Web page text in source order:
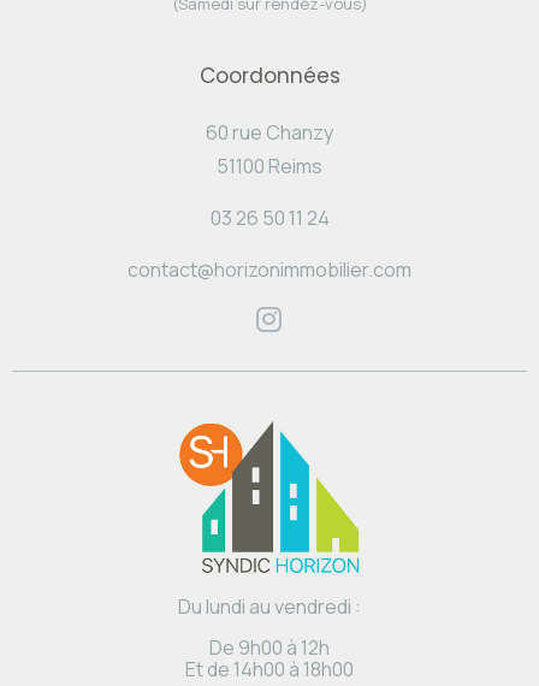
Coordonnées
60 rue Chanzy
51100 Reims
03 26 50 11 24
contact@horizonimmobilier.com
Du lundi au vendredi :
De 9h00 à 12h
Et de 14h00 à 18h00